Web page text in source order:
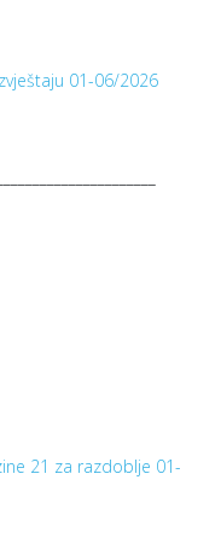
01-06/2026
21 za razdoblje 01-